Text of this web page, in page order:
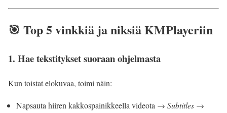
🎯 Top 5 vinkkiä ja niksiä KMPlayeriin
1. Hae tekstitykset suoraan ohjelmasta
Kun toistat elokuvaa, toimi näin:
Napsauta hiiren kakkospainikkeella videota → Subtitles →